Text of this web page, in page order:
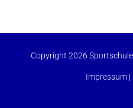
Copyright 2026
Impressum |